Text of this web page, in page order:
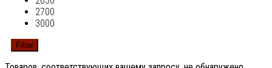
2700
3000
Filter